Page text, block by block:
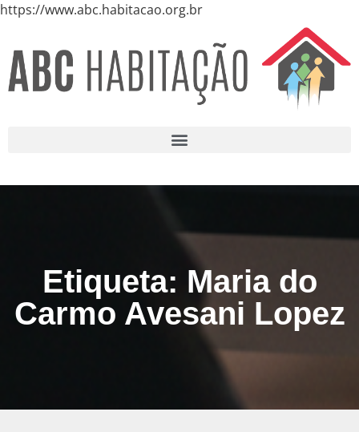
https://www.abc.habitacao.org.br
Etiqueta: Maria do
Carmo Avesani Lopez